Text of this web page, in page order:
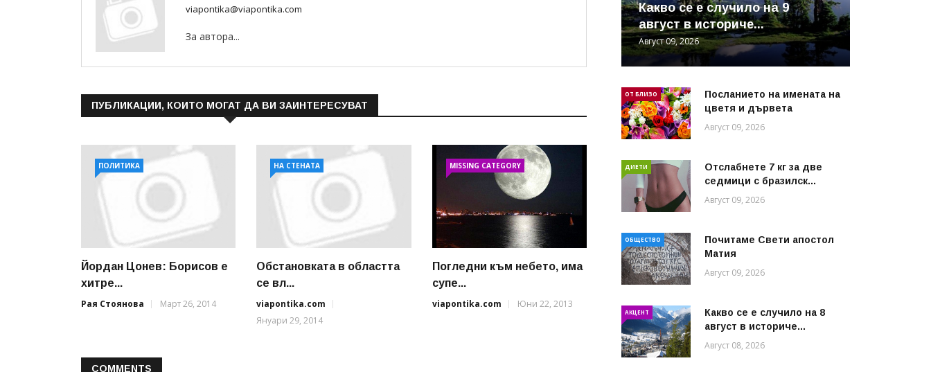
viapontika@viapontika.com
За автора...
ПУБЛИКАЦИИ, КОИТО МОГАТ ДА ВИ ЗАИНТЕРЕСУВАТ
ПОЛИТИКА
Йордан Цонев: Борисов е
хитре...
Рая Стоянова
Март 26, 2014
НА СТЕНАТА
Обстановката в областта
се вл...
viapontika.com
Януари 29, 2014
MISSING CATEGORY
Погледни към небето, има
супе...
viapontika.com
Юни 22, 2013
COMMENTS
Какво се е случило на 9
август в историче...
Август 09, 2026
ОТ БЛИЗО
Посланието на имената на
цветя и дървета
Август 09, 2026
ДИЕТИ
Отслабнете 7 кг за две
седмици с бразилск...
Август 09, 2026
ОБЩЕСТВО
Почитаме Свети апостол
Матия
Август 09, 2026
АКЦЕНТ
Какво се е случило на 8
август в историче...
Август 08, 2026